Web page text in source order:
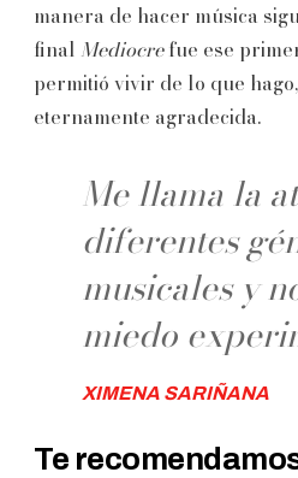
manera de hacer música
final Mediocrefue ese
permitió vivir de lo que
eternamente agradecida.
Me llama la
diferentes
musicales y
miedo
XIMENA SARIÑANA
Te